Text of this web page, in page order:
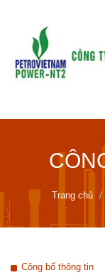
Trang chủ
Công bố thông tin